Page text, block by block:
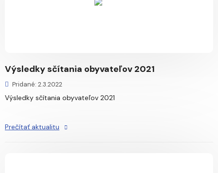
Výsledky sčítania obyvateľov 2021
Pridané: 2.3.2022
Výsledky sčítania obyvateľov 2021
Prečítať aktualitu